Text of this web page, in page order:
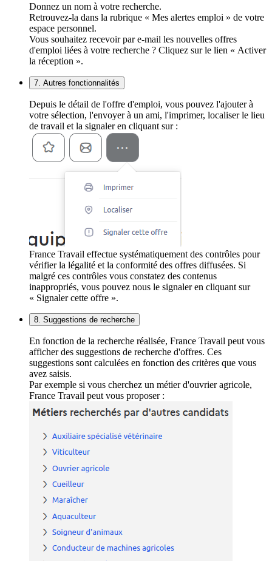
Donnez un nom à votre recherche.
Retrouvez-la dans la rubrique « Mes alertes emploi » de votre
espace personnel.
Vous souhaitez recevoir par e-mail les nouvelles offres
d'emploi liées à votre recherche ? Cliquez sur le lien « Activer
la réception ».
7. Autres fonctionnalités
Depuis le détail de l'offre d'emploi, vous pouvez l'ajouter à
votre sélection, l'envoyer à un ami, l'imprimer, localiser le lieu
de travail et la signaler en cliquant sur :
France Travail effectue systématiquement des contrôles pour
vérifier la légalité et la conformité des offres diffusées. Si
malgré ces contrôles vous constatez des contenus
inappropriés, vous pouvez nous le signaler en cliquant sur
« Signaler cette offre ».
8. Suggestions de recherche
En fonction de la recherche réalisée, France Travail peut vous
afficher des suggestions de recherche d'offres. Ces
suggestions sont calculées en fonction des critères que vous
avez saisis.
Par exemple si vous cherchez un métier d'ouvrier agricole,
France Travail peut vous proposer :